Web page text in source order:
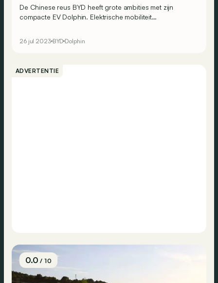
De Chinese reus BYD heeft grote ambities met zijn
compacte EV Dolphin. Elektrische mobiliteit
maken.
26 jul 2023 BYD Dolphin
ADVERTENTIE
0.0/ 10